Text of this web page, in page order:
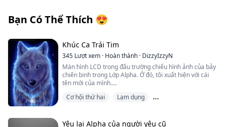
Bạn Có Thể Thích 😍
Khúc Ca Trái Tim
345 Lượt xem · Hoàn thành · DizzyIzzyN
Màn hình LCD trong đấu trường chiếu hình ảnh của bảy
chiến binh trong Lớp Alpha. Ở đó, tôi xuất hiện với cái
tên mới của mình.
Tôi nhìn về phía em gái tôi đang ngồi, và cô ấy cùng
đang trừng mắt nhìn bức ảnh của tôi, nếu ánh mắt có
Cơ hội thứ hai
Lạm dụng
Yêu lại Alpha của người yêu cũ